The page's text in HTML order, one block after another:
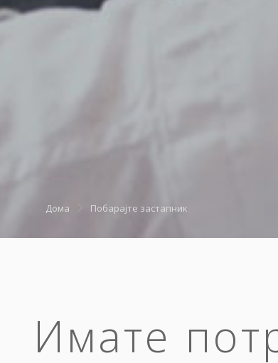
Дома Побарајте застапник
Имате